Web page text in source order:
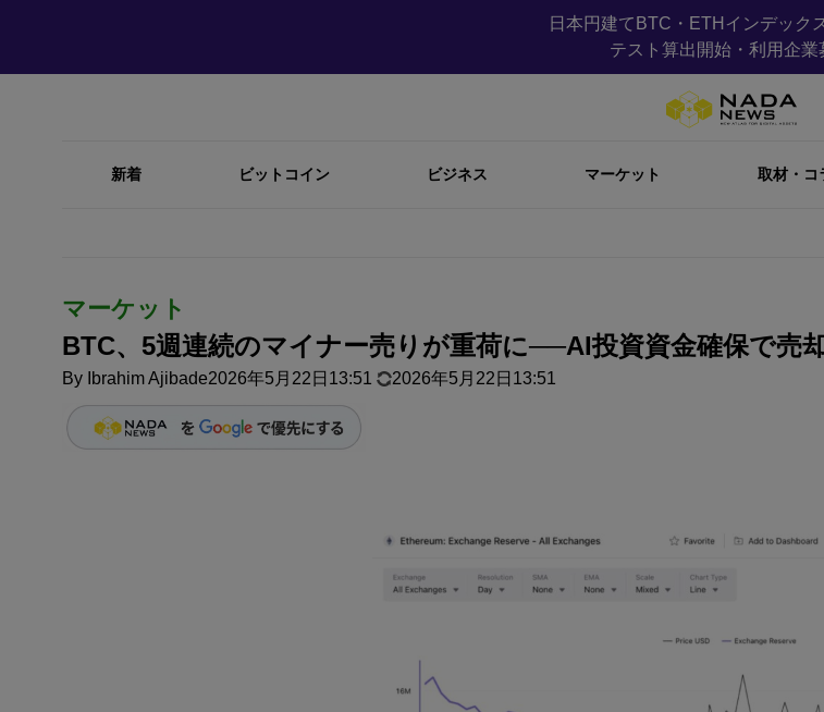
日本円建てBTC・ETHインデック
テスト算出開始・利用企業
新着 ビットコイン ビジネス マーケット 取材・コ
マーケット
BTC、5週連続のマイナー売りが重荷に──AI投資資金確保で売
By Ibrahim Ajibade2026年5月22日13:51 2026年5月22日13:51